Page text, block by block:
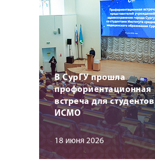
В СурГУ прошла
профориентационная
встреча для студентов
ИСМО
18 июня 2026